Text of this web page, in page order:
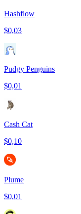
Hashflow
$0,03
Pudgy Penguins
$0,01
Cash Cat
$0,10
Plume
$0,01